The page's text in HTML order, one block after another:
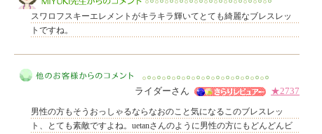
このレビューは参考になりましたか？
スワロフスキーエレメントがキラキラ輝いてとても綺麗なブレスレッ
トですね。
ライダーさん ★2737
男性の方もそうおっしゃるならなおのこと気になるこのブレスレッ
ト、とても素敵ですよね。uetanさんのように男性の方にもどんどんビ